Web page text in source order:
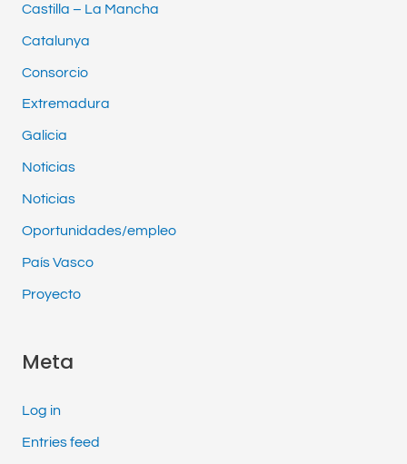
Castilla – La Mancha
Catalunya
Consorcio
Extremadura
Galicia
Noticias
Noticias
Oportunidades/empleo
País Vasco
Proyecto
Meta
Log in
Entries feed